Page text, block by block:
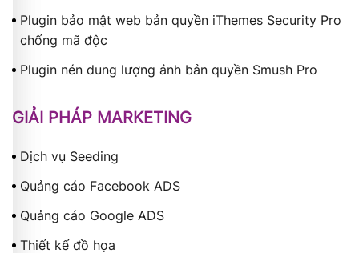
Plugin bảo mật web bản quyền iThemes Security Pro
chống mã độc
Plugin nén dung lượng ảnh bản quyền Smush Pro
GIẢI PHÁP MARKETING
Dịch vụ Seeding
Quảng cáo Facebook ADS
Quảng cáo Google ADS
Thiết kế đồ họa